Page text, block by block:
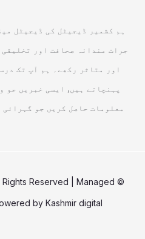
ہم کشمیر ڈیجیٹل کی ڈیجیٹل
جرات مندانہ صحافت اور
اور متاثر رکھے۔ ہم آپ تک
پہنچاتے ہیں, ایسی خبریں جو
معلومات حاصل کریں جو گہرائی
Rights Reserved | Managed
by Kashmir digital